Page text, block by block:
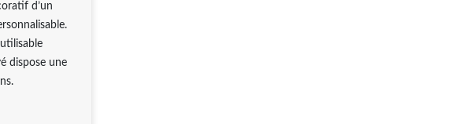
d’un
dispose une